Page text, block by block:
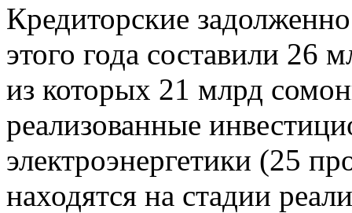
Кредиторские
этого года составили 26
из которых 21 млрд
реализованные
электроэнергетики (25
находятся на стадии